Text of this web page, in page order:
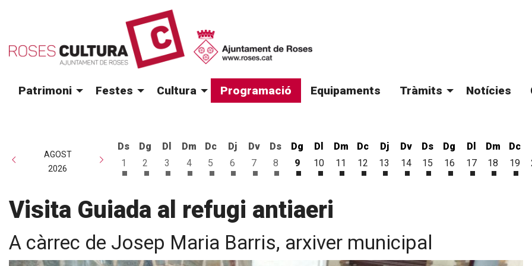
Patrimoni Festes Cultura Programació Equipaments Tràmits Notícies
AGOST
2026
Ds
1
Dissabte 1 d'agost
Dg
2
Diumenge 2 d'agost
Dl
3
Dilluns 3 d'agost
Dm
4
Dimarts 4 d'agost
Dc
5
Dimecres 5 d'agost
Dj
6
Dijous 6 d'agost
Dv
7
Divendres 7 d'agost
Ds
8
Dissabte 8 d'agost
Dg
9
Diumenge 9 d'agost
Dl
10
Dilluns 10 d'agost
Dm
11
Dimarts 11 d'agost
Dc
12
Dimecres 12 d'agost
Dj
13
Dijous 13 d'agost
Dv
14
Divendres 14 d'agost
Ds
15
Dissabte 15 d'agost
Dg
16
Diumenge 16
Dl
17
Dilluns 17
Dm
18
Dimarts
Dc
19
Visita Guiada al refugi antiaeri
A càrrec de Josep Maria Barris, arxiver municipal